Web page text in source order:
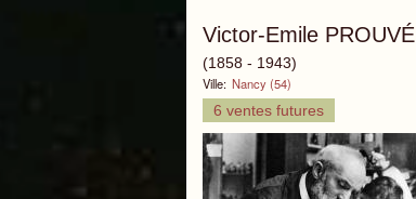
Victor-Emile PROUVÉ
(1858 - 1943)
Ville: Nancy (54)
6 ventes futures